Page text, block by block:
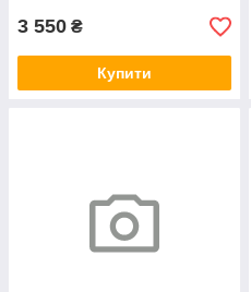
3 550 ₴
Купити